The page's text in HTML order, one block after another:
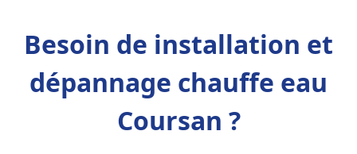
Besoin de installation et
dépannage chauffe eau
Coursan ?